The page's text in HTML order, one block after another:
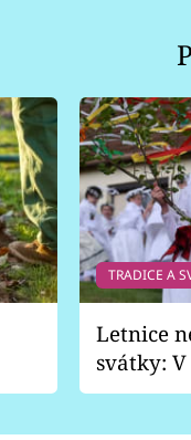
TRADICE A
Letnice
svátky:
pondělí